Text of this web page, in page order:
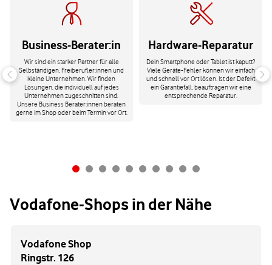
Business-Berater:in
Wir sind ein starker Partner für alle
Selbständigen, Freiberufler:innen und
kleine Unternehmen. Wir finden
Lösungen, die individuell auf jedes
Unternehmen zugeschnitten sind.
Unsere Business Berater:innen beraten
gerne im Shop oder beim Termin vor Ort.
Hardware-Reparatur
Dein Smartphone oder Tablet ist kaputt?
Viele Geräte-Fehler können wir einfach
und schnell vor Ort lösen. Ist der Defekt
ein Garantiefall, beauftragen wir eine
entsprechende Reparatur.
Vodafone-Shops in der Nähe
Vodafone Shop
Ringstr. 126